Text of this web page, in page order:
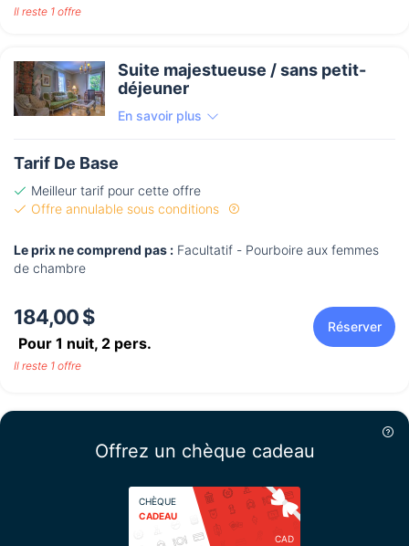
Il reste 1 offre
Suite majestueuse / sans petit-
déjeuner
En savoir plus
Tarif De Base
Meilleur tarif pour cette offre
Offre annulable sous conditions
Le prix ne comprend pas : Facultatif - Pourboire aux femmes
de chambre
184,00 $
Pour 1 nuit, 2 pers.
Réserver
Il reste 1 offre
Offrez un chèque cadeau
CHÈQUE
CADEAU
CAD